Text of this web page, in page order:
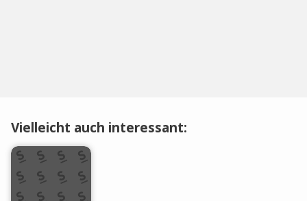
Vielleicht auch interessant: